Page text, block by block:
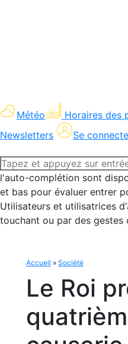
Météo Horaires des
Newsletters
Se
Recherche
:l'auto-complétion sont
et bas pour évaluer entrer
Utilisateurs et utilisatrices
touchant ou par des gestes
Accueil » Société
Le Roi